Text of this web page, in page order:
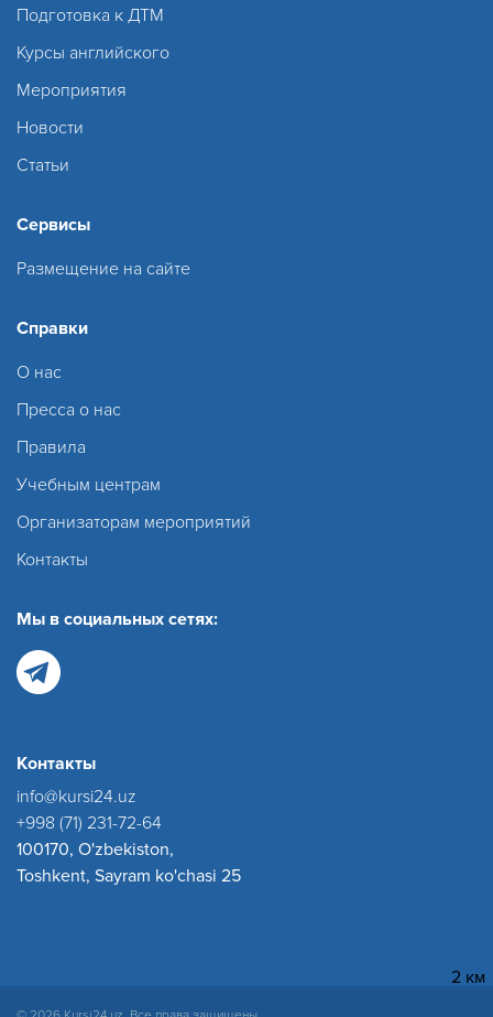
2 км
Подготовка к ДТМ
Курсы английского
Мероприятия
Новости
Статьи
Сервисы
Размещение на сайте
Справки
О нас
Пресса о нас
Правила
Учебным центрам
Организаторам мероприятий
Контакты
Мы в социальных сетях:
Контакты
info@kursi24.uz
+998 (71) 231-72-64
100170, O'zbekiston,
Toshkent, Sayram ko'chasi 25